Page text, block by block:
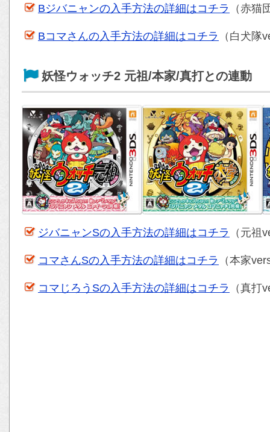
Bジバニャンの入手方法の詳細はコチラ （赤猫
Bコマさんの入手方法の詳細はコチラ （白犬隊
妖怪ウォッチ2 元祖/本家/真打との連動
ジバニャンSの入手方法の詳細はコチラ （元祖
コマさんSの入手方法の詳細はコチラ （本家
コマじろうSの入手方法の詳細はコチラ （真打